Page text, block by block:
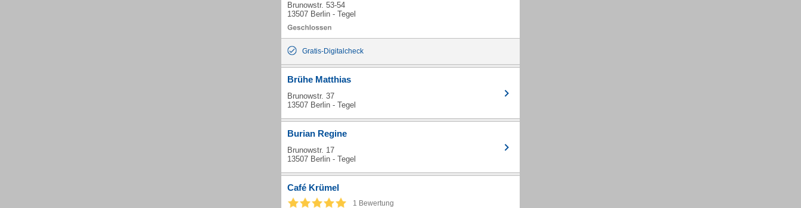
Brunowstr. 53-54
13507 Berlin - Tegel
Gratis-Digitalcheck
Brühe Matthias
Brunowstr. 37
13507 Berlin - Tegel
Burian Regine
Brunowstr. 17
13507 Berlin - Tegel
Café Krümel
1 Bewertung